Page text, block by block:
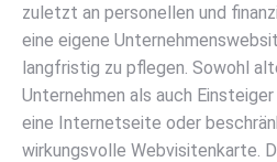
zuletzt an personellen und
eine eigene
langfristig zu pflegen. Sowohl
Unternehmen als auch
eine Internetseite oder
wirkungsvolle Webvisitenkarte.